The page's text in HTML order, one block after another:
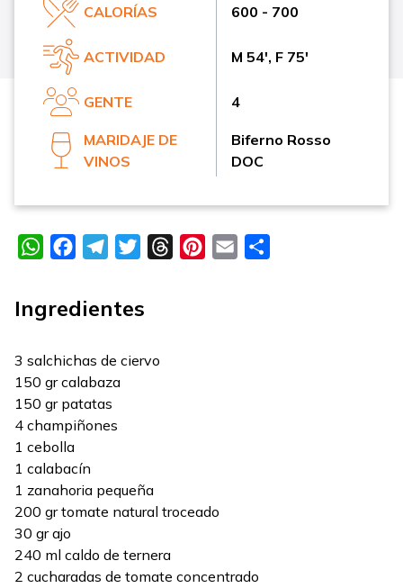
CALORÍAS 600 - 700
ACTIVIDAD M 54', F 75'
GENTE 4
MARIDAJE DE
VINOS
Biferno Rosso
DOC
WhatsAppFacebookTelegramTwitterThreadsPinterest
Email
Ingredientes
3 salchichas de ciervo
150 gr calabaza
150 gr patatas
4 champiñones
1 cebolla
1 calabacín
1 zanahoria pequeña
200 gr tomate natural troceado
30 gr ajo
240 ml caldo de ternera
2 cucharadas de tomate concentrado